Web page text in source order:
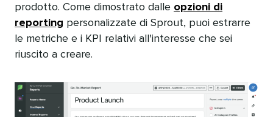
prodotto. Come dimostrato dalle opzioni di
reporting personalizzate di Sprout, puoi estrarre
le metriche e i KPI relativi all'interesse che sei
riuscito a creare.​​